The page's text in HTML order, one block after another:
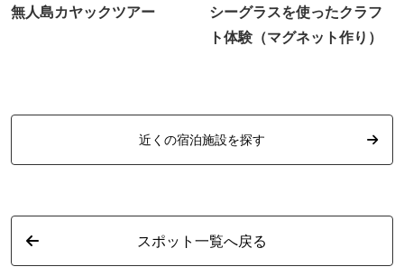
無人島カヤックツアー
シーグラスを使ったクラフ
ト体験（マグネット作り）
近くの宿泊施設を探す
スポット一覧へ戻る